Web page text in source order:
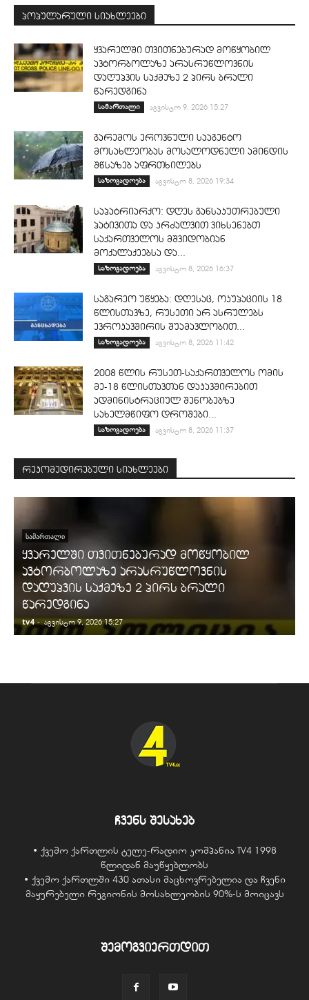
პოპულარული სიახლეები
ყვარელში თვითნებურად მოწყობილ
ავტორბოლაზე არასრუწლოვნის
დაღუპვის საქმეზე 2 პირს ბრალი
წარედგინა
სამართალი აგვისტო 9, 2026 15:27
გარემოს ეროვნული სააგენტო
მოსახლეობას მოსალოდნელი ამინდის
შწსაზებ აფრთხილებს
საზოგადოება აგვისტო 8, 2026 19:34
საპატრიარქო: დღეს განსაკუთრებული
პატივითა და კრძალვით ვიხსენებთ
საქართველოს მშვიდობიან
მოქალაქეებსა და...
საზოგადოება აგვისტო 8, 2026 16:37
საგარეო უწყება: დღესაც, ოკუპაციის 18
წლისთავზე, რუსეთი არ ასრულებს
ევროკავშირის შუამავლობით...
საზოგადოება აგვისტო 8, 2026 11:42
2008 წლის რუსეთ-საქართველოს ომის
მე-18 წლისთავთან დაკავშირებით
ადმინისტრაციულ შენობებზე
სახელმწიფო დროშები...
საზოგადოება აგვისტო 8, 2026 11:37
რეკომედირებული სიახლეები
ᲡᲐᲛᲐᲠᲗᲐᲚᲘ
ყვარელში თვითნებურად მოწყობილ
ავტორბოლაზე არასრუწლოვნის
დაღუპვის საქმეზე 2 პირს ბრალი
წარედგინა
tv4 - აგვისტო 9, 2026 15:27
ჩვენს შესახებ
• ქვემო ქართლის ტელე-რადიო კომპანია TV4 1998
წლიდან მაუწყებლობს
• ქვემო ქართლში 430 ათასი მაცხოვრებელია და ჩვენი
მაყურებელი რეგიონის მოსახლეობის 90%-ს მოიცავს
შემოგვიერთდით